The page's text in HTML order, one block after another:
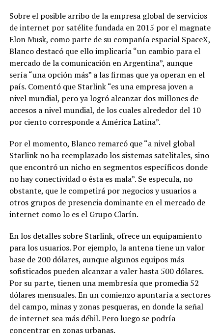
Sobre el posible arribo de la empresa global de servicios
de internet por satélite fundada en 2015 por el magnate
Elon Musk, como parte de su compañía espacial SpaceX,
Blanco destacó que ello implicaría “un cambio para el
mercado de la comunicación en Argentina”, aunque
sería “una opción más” a las firmas que ya operan en el
país. Comentó que Starlink “es una empresa joven a
nivel mundial, pero ya logró alcanzar dos millones de
accesos a nivel mundial, de los cuales alrededor del 10
por ciento corresponde a América Latina”.
Por el momento, Blanco remarcó que “a nivel global
Starlink no ha reemplazado los sistemas satelitales, sino
que encontró un nicho en segmentos específicos donde
no hay conectividad o ésta es mala”. Se especula, no
obstante, que le competirá por negocios y usuarios a
otros grupos de presencia dominante en el mercado de
internet como lo es el Grupo Clarín.
En los detalles sobre Starlink, ofrece un equipamiento
para los usuarios. Por ejemplo, la antena tiene un valor
base de 200 dólares, aunque algunos equipos más
sofisticados pueden alcanzar a valer hasta 500 dólares.
Por su parte, tienen una membresía que promedia 52
dólares mensuales. En un comienzo apuntaría a sectores
del campo, minas y zonas pesqueras, en donde la señal
de internet sea más débil. Pero luego se podría
concentrar en zonas urbanas.